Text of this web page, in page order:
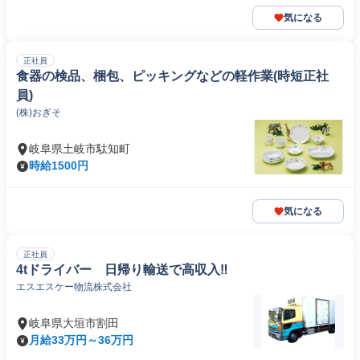
気になる
正社員
食器の検品、梱包、ピッキングなどの軽作業(時短正社
員)
(株)おぎそ
岐阜県土岐市駄知町
時給1500円
気になる
正社員
4tドライバー 日帰り輸送で高収入‼
エスエスケー物流株式会社
岐阜県大垣市割田
月給33万円～36万円